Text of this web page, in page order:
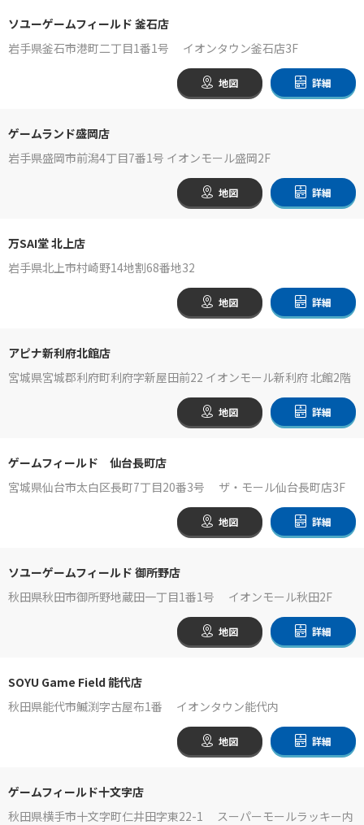
ソユーゲームフィールド 釜石店
岩手県釜石市港町二丁目1番1号 イオンタウン釜石店3F
地図 詳細
ゲームランド盛岡店
岩手県盛岡市前潟4丁目7番1号 イオンモール盛岡2F
地図 詳細
万SAI堂 北上店
岩手県北上市村崎野14地割68番地32
地図 詳細
アピナ新利府北館店
宮城県宮城郡利府町利府字新屋田前22 イオンモール新利府 北館2階
地図 詳細
ゲームフィールド 仙台長町店
宮城県仙台市太白区長町7丁目20番3号 ザ・モール仙台長町店3F
地図 詳細
ソユーゲームフィールド 御所野店
秋田県秋田市御所野地蔵田一丁目1番1号 イオンモール秋田2F
地図 詳細
SOYU Game Field 能代店
秋田県能代市鰄渕字古屋布1番 イオンタウン能代内
地図 詳細
ゲームフィールド十文字店
秋田県横手市十文字町仁井田字東22-1 スーパーモールラッキー内